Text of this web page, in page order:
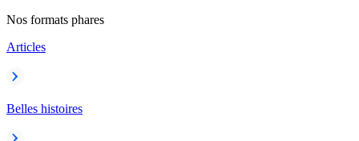
Nos formats phares
Articles
Belles histoires